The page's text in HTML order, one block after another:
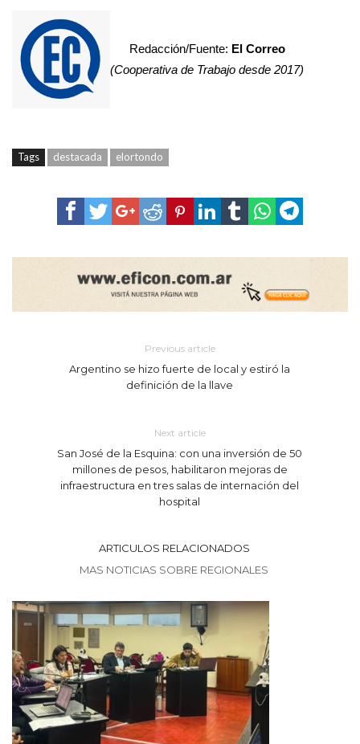
Redacción/Fuente: El Correo
(Cooperativa de Trabajo desde 2017)
Tags destacada elortondo
Previous article
Argentino se hizo fuerte de local y estiró la
definición de la llave
Next article
San José de la Esquina: con una inversión de 50
millones de pesos, habilitaron mejoras de
infraestructura en tres salas de internación del
hospital
ARTICULOS RELACIONADOS
MAS NOTICIAS SOBRE REGIONALES